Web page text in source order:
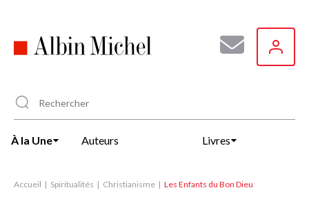
principal
À la Une Auteurs Livres
Accueil Spiritualités Christianisme Les Enfants du Bon Dieu